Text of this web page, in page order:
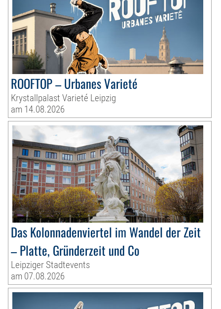
ROOFTOP – Urbanes Varieté
Krystallpalast Varieté Leipzig
am 14.08.2026
Das Kolonnadenviertel im Wandel der Zeit
– Platte, Gründerzeit und Co
Leipziger Stadtevents
am 07.08.2026